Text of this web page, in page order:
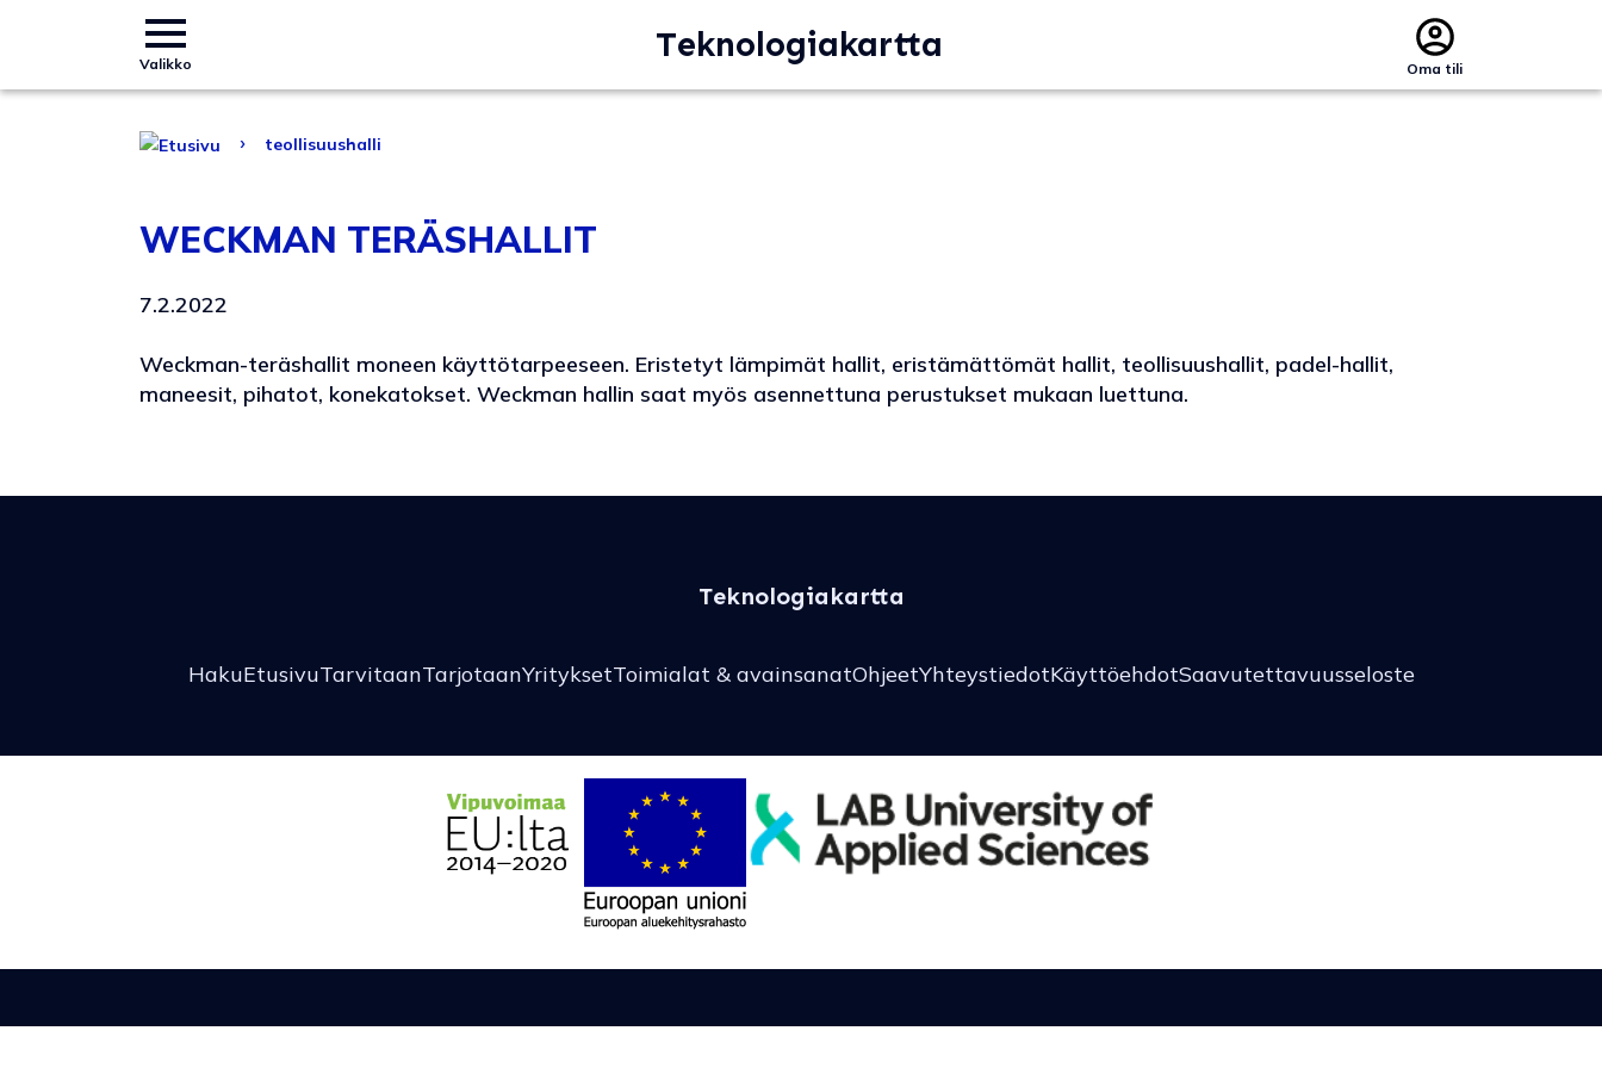
Valikko Teknologiakartta
Oma tili
› teollisuushalli
WECKMAN TERÄSHALLIT
7.2.2022
Weckman-teräshallit moneen käyttötarpeeseen. Eristetyt lämpimät hallit, eristämättömät hallit, teollisuushallit, padel-hallit,
maneesit, pihatot, konekatokset. Weckman hallin saat myös asennettuna perustukset mukaan luettuna.
Teknologiakartta
HakuEtusivuTarvitaanTarjotaanYrityksetToimialat & avainsanatOhjeetYhteystiedotKäyttöehdotSaavutettavuusseloste